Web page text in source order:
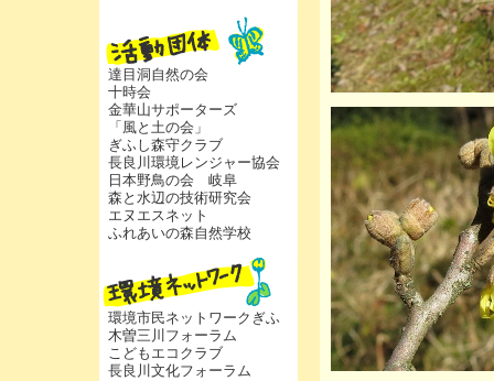
達目洞自然の会
十時会
金華山サポーターズ
「風と土の会」
ぎふし森守クラブ
長良川環境レンジャー協会
日本野鳥の会 岐阜
森と水辺の技術研究会
エヌエスネット
ふれあいの森自然学校
環境市民ネットワークぎふ
木曽三川フォーラム
こどもエコクラブ
長良川文化フォーラム